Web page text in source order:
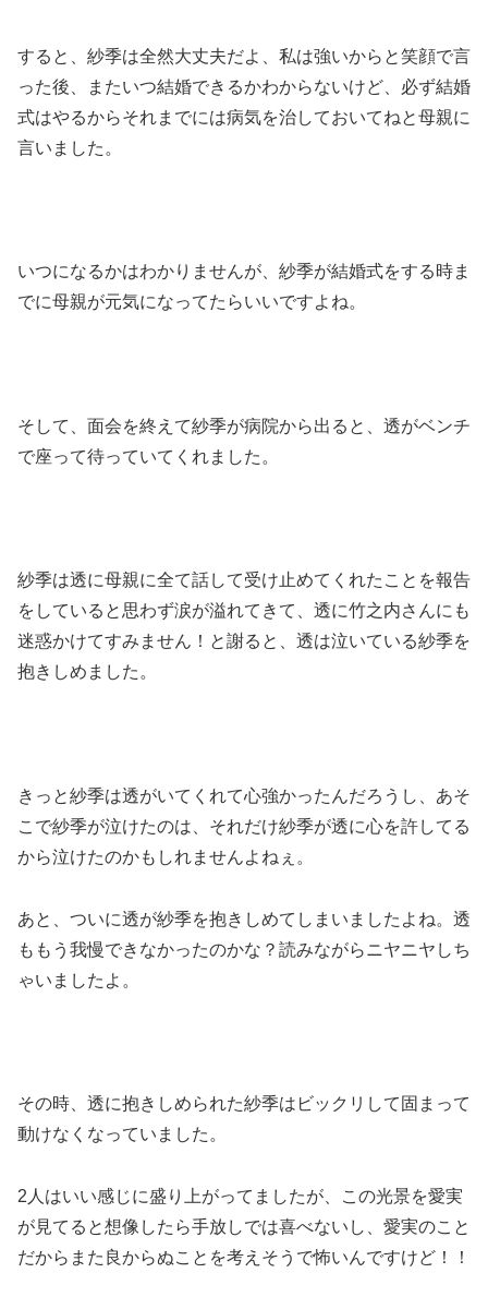
すると、紗季は全然大丈夫だよ、私は強いからと笑顔で言
った後、またいつ結婚できるかわからないけど、必ず結婚
式はやるからそれまでには病気を治しておいてねと母親に
言いました。
いつになるかはわかりませんが、紗季が結婚式をする時ま
でに母親が元気になってたらいいですよね。
そして、面会を終えて紗季が病院から出ると、透がベンチ
で座って待っていてくれました。
紗季は透に母親に全て話して受け止めてくれたことを報告
をしていると思わず涙が溢れてきて、透に竹之内さんにも
迷惑かけてすみません！と謝ると、透は泣いている紗季を
抱きしめました。
きっと紗季は透がいてくれて心強かったんだろうし、あそ
こで紗季が泣けたのは、それだけ紗季が透に心を許してる
から泣けたのかもしれませんよねぇ。
あと、ついに透が紗季を抱きしめてしまいましたよね。透
ももう我慢できなかったのかな？読みながらニヤニヤしち
ゃいましたよ。
その時、透に抱きしめられた紗季はビックリして固まって
動けなくなっていました。
2人はいい感じに盛り上がってましたが、この光景を愛実
が見てると想像したら手放しでは喜べないし、愛実のこと
だからまた良からぬことを考えそうで怖いんですけど！！